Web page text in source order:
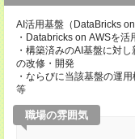
AI活用基盤（DataBricks
・Databricks on AWSを
・構築済みのAI基盤に対
の改修・開発
・ならびに当該基盤の運
等
職場の雰囲気